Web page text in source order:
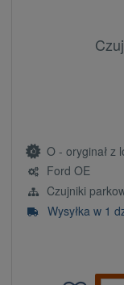
O - oryginał z
Ford OE
Czujniki
Wysyłka w 1